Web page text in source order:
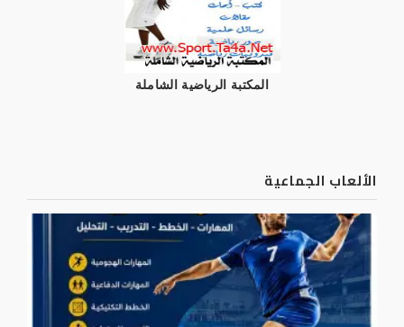
المكتبة الرياضية الشاملة
الألعاب الجماعية